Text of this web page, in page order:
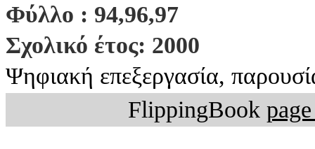
Φύλλο : 94,96,97
Σχολικό έτος: 2000
Ψηφιακή επεξεργασία,
FlippingBook